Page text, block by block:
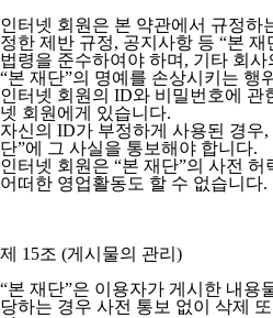
인터넷 회원은 본 약관에서 규정하
정한 제반 규정, 공지사항 등 “본 재
법령을 준수하여야 하며, 기타 회
“본 재단”의 명예를 손상시키는 행
인터넷 회원의 ID와 비밀번호에 관
넷 회원에게 있습니다.
자신의 ID가 부정하게 사용된 경우
단”에 그 사실을 통보해야 합니다.
인터넷 회원은 “본 재단”의 사전
어떠한 영업활동도 할 수 없습니다.
제 15조 (게시물의 관리)
“본 재단”은 이용자가 게시한 내용
당하는 경우 사전 통보 없이 삭제